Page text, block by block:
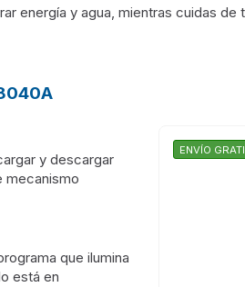
energía y agua, mientras cuidas
y descargar
mecanismo
que ilumina
está en
ENVÍO